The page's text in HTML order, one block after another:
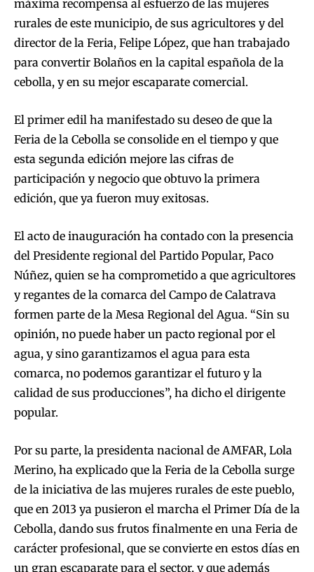
máxima recompensa al esfuerzo de las mujeres
rurales de este municipio, de sus agricultores y del
director de la Feria, Felipe López, que han trabajado
para convertir Bolaños en la capital española de la
cebolla, y en su mejor escaparate comercial.
El primer edil ha manifestado su deseo de que la
Feria de la Cebolla se consolide en el tiempo y que
esta segunda edición mejore las cifras de
participación y negocio que obtuvo la primera
edición, que ya fueron muy exitosas.
El acto de inauguración ha contado con la presencia
del Presidente regional del Partido Popular, Paco
Núñez, quien se ha comprometido a que agricultores
y regantes de la comarca del Campo de Calatrava
formen parte de la Mesa Regional del Agua. “Sin su
opinión, no puede haber un pacto regional por el
agua, y sino garantizamos el agua para esta
comarca, no podemos garantizar el futuro y la
calidad de sus producciones”, ha dicho el dirigente
popular.
Por su parte, la presidenta nacional de AMFAR, Lola
Merino, ha explicado que la Feria de la Cebolla surge
de la iniciativa de las mujeres rurales de este pueblo,
que en 2013 ya pusieron el marcha el Primer Día de la
Cebolla, dando sus frutos finalmente en una Feria de
carácter profesional, que se convierte en estos días en
un gran escaparate para el sector, y que además